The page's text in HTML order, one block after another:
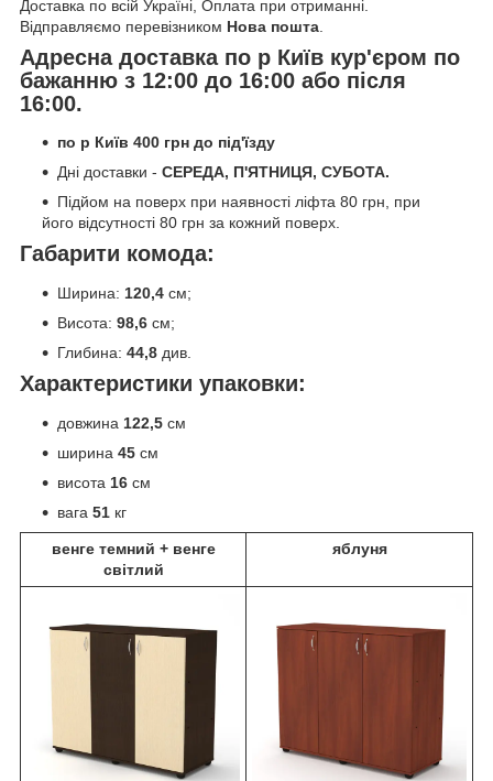
Доставка по всій Україні, Оплата при отриманні.
Відправляємо перевізником Нова пошта
Адресна доставка по р Київ кур'єром по
бажанню з 12:00 до 16:00 або після
16:00.
по р Київ 400 грн до під'їзду
Дні доставки - СЕРЕДА, П'ЯТНИЦЯ, СУБОТА.
Підйом на поверх при наявності ліфта 80 грн, при
його відсутності 80 грн за кожний поверх.
Габарити комода:
Ширина: 120,4 см;
Висота: 98,6 см;
Глибина: 44,8 див.
Характеристики упаковки:
довжина 122,5 см
ширина 45 см
висота 16 см
вага 51 кг
венге темний + венге
світлий
яблуня